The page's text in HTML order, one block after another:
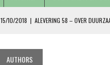
15/10/2018 | ALEVERING 58 – OVER
AUTHORS